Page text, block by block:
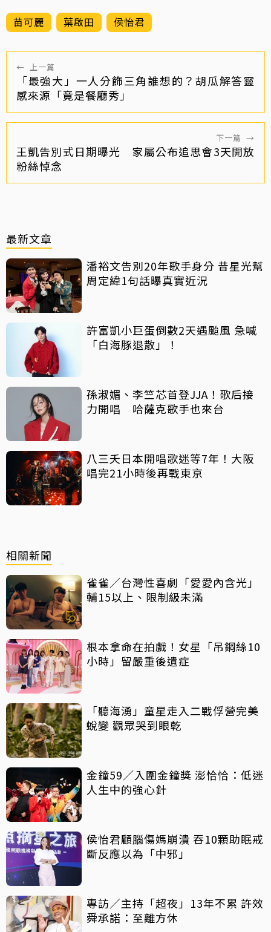
苗可麗 葉啟田 侯怡君
← 上一篇
「最強大」一人分飾三角誰想的？胡瓜解答靈
感來源「竟是餐廳秀」
下一篇 →
王凱告別式日期曝光 家屬公布追思會3天開放
粉絲悼念
最新文章
潘裕文告別20年歌手身分 昔星光幫
周定緯1句話曝真實近況
許富凱小巨蛋倒數2天遇颱風 急喊
「白海豚退散」！
孫淑媚、李竺芯首登JJA！歌后接
力開唱 哈薩克歌手也來台
八三夭日本開唱歌迷等7年！大阪
唱完21小時後再戰東京
相關新聞
雀雀／台灣性喜劇「愛愛內含光」
輔15以上、限制級未滿
根本拿命在拍戲！女星「吊鋼絲10
小時」留嚴重後遺症
「聽海湧」童星走入二戰俘營完美
蛻變 觀眾哭到眼乾
金鐘59／入圍金鐘獎 澎恰恰：低迷
人生中的強心針
侯怡君顧腦傷媽崩潰 吞10顆助眠戒
斷反應以為「中邪」
專訪／主持「超夜」13年不累 許效
舜承諾：至離方休